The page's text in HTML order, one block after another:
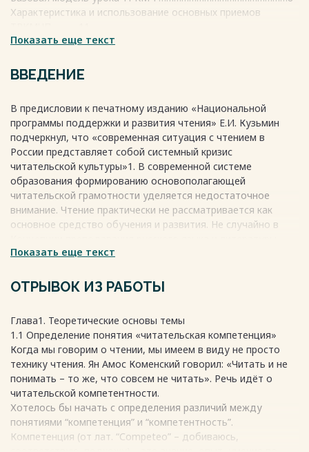
Характеристика и использование основных приемов
Заключение ………………………………………………………………….18
Весь текст будет доступен
Показать еще текст
ВВЕДЕНИЕ
В предисловии к печатному изданию «Национальной
программы поддержки и развития чтения» Е.И. Кузьмин
подчеркнул, что «современная ситуация с чтением в
России представляет собой системный кризис
читательской культуры»1. В современной системе
образования формированию основополагающей
читательской грамотности уделяется недостаточное
внимание. Чтение практически не рассматривается как
основное средство обучения и развития. Не случайно в
утвержденной Постановлением Правительства Российской
внимание уделяется проблеме формирования
увеличивается количество потоков информации и объем
самой информации из-за этого наблюдается снижение
уровня читательской компетенции. И сегодня, когда одним
из главных критериев успеха становится доступ к
информации и умение ее эффективно переработать, перед
современным учителем стоит задача по формированию у
учащихся социально- необходимого уровня читательской
грамотности.
Актуальность моей курсовой работы обусловлена
Показать еще текст
ОТРЫВОК ИЗ РАБОТЫ
Глава1. Теоретические основы темы
1.1 Определение понятия «читательская компетенция»
Когда мы говорим о чтении, мы имеем в виду не просто
технику чтения. Ян Амос Коменский говорил: «Читать и не
понимать – то же, что совсем не читать». Речь идёт о
читательской компетентности.
Хотелось бы начать с определения различий между
понятиями “компетенция” и “компетентность”.
Компетенция (от лат. “Соmреtео” – добиваюсь,